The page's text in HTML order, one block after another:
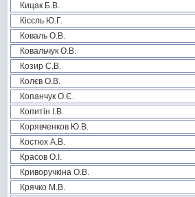
Кицак Б.В.
Кісєль Ю.Г.
Коваль О.В.
Ковальчук О.В.
Козир С.В.
Колєв О.В.
Копанчук О.Є.
Копитін І.В.
Корявченков Ю.В.
Костюх А.В.
Красов О.І.
Криворучкіна О.В.
Крячко М.В.